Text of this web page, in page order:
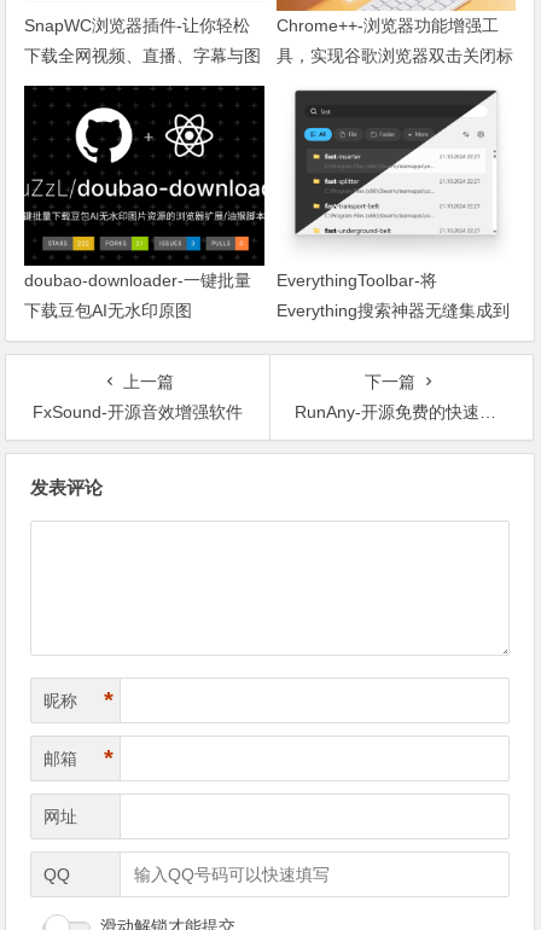
SnapWC浏览器插件-让你轻松
下载全网视频、直播、字幕与图
片
Chrome++-浏览器功能增强工
具，实现谷歌浏览器双击关闭标
签页
doubao-downloader-一键批量
下载豆包AI无水印原图
EverythingToolbar-将
Everything搜索神器无缝集成到
系统任务栏
上一篇
FxSound-开源音效增强软件
下一篇
RunAny-开源免费的快速启动工具
发表评论
昵称 *
邮箱 *
网址
QQ
滑动解锁才能提交